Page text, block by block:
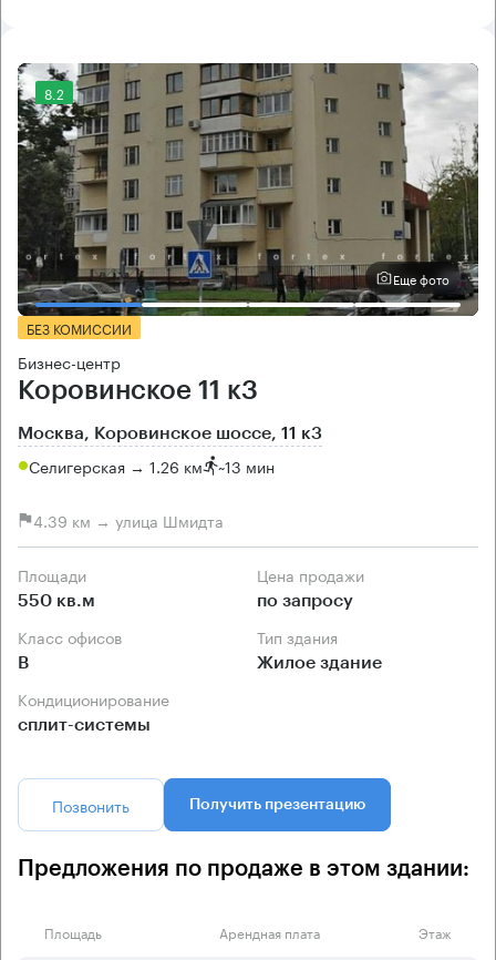
8.2
Еще фото
БЕЗ КОМИССИИ
Бизнес-центр
Коровинское 11 к3
Москва, Коровинское шоссе, 11 к3
Селигерская → 1.26 км ~13 мин
4.39 км → улица Шмидта
Площади
550 кв.м
Цена продажи
по запросу
Класс офисов
B
Тип здания
Жилое здание
Кондиционирование
сплит-системы
Позвонить Получить презентацию
Предложения по продаже в этом здании:
Площадь Арендная плата Этаж